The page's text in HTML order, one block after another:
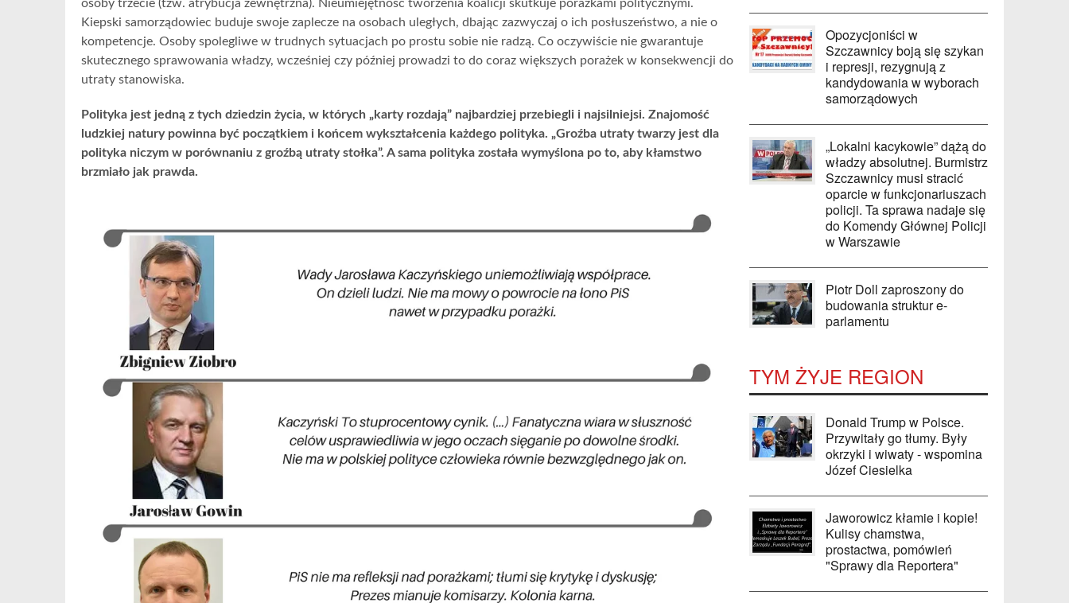
osoby trzecie (tzw. atrybucja zewnętrzna). Nieumiejętność tworzenia koalicji skutkuje porażkami politycznymi.
Kiepski samorządowiec buduje swoje zaplecze na osobach uległych, dbając zazwyczaj o ich posłuszeństwo, a nie o
kompetencje. Osoby spolegliwe w trudnych sytuacjach po prostu sobie nie radzą. Co oczywiście nie gwarantuje
skutecznego sprawowania władzy, wcześniej czy później prowadzi to do coraz większych porażek w konsekwencji do
utraty stanowiska.
Polityka jest jedną z tych dziedzin życia, w których „karty rozdają” najbardziej przebiegli i najsilniejsi. Znajomość
ludzkiej natury powinna być początkiem i końcem wykształcenia każdego polityka. „Groźba utraty twarzy jest dla
polityka niczym w porównaniu z groźbą utraty stołka”. A sama polityka została wymyślona po to, aby kłamstwo
brzmiało jak prawda.
Opozycjoniści w
Szczawnicy boją się szykan
i represji, rezygnują z
kandydowania w wyborach
samorządowych
„Lokalni kacykowie” dążą do
władzy absolutnej. Burmistrz
Szczawnicy musi stracić
oparcie w funkcjonariuszach
policji. Ta sprawa nadaje się
do Komendy Głównej Policji
w Warszawie
Piotr Doll zaproszony do
budowania struktur e-
parlamentu
TYM ŻYJE REGION
Donald Trump w Polsce.
Przywitały go tłumy. Były
okrzyki i wiwaty - wspomina
Józef Ciesielka
Jaworowicz kłamie i kopie!
Kulisy chamstwa,
prostactwa, pomówień
"Sprawy dla Reportera"